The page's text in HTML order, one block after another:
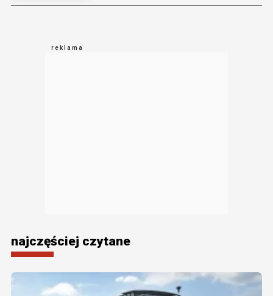
najczęściej czytane